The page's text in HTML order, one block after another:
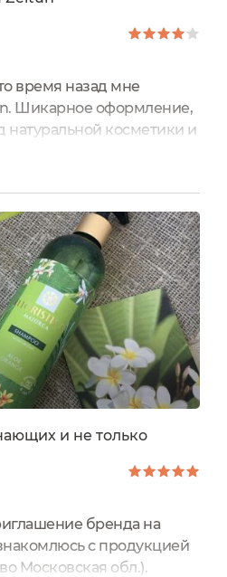
время назад мне
Шикарное оформление,
натуральной косметики и
Звучит заманчиво и
несколько средств этого
пойдет речь о шампуне и
эффект
пробовала длительное
и не только
бренда на
с продукцией
Московская обл.).